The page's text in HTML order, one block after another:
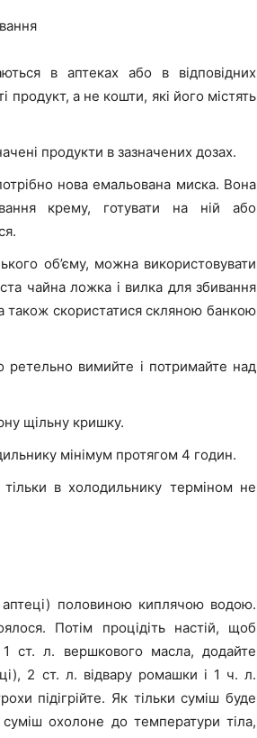
в аптеках або в відповідних
продукт, а не кошти, які його містять
продукти в зазначених дозах.
нова емальована миска. Вона
крему, готувати на ній або
об’єму, можна використовувати
чайна ложка і вилка для збивання
скористатися скляною банкою
ретельно вимийте і потримайте над
щільну кришку.
мінімум протягом 4 годин.
в холодильнику терміном не
половиною киплячою водою.
Потім процідіть настій, щоб
ст. л. вершкового масла, додайте
2 ст. л. відвару ромашки і 1 ч. л.
підігрійте. Як тільки суміш буде
охолоне до температури тіла,